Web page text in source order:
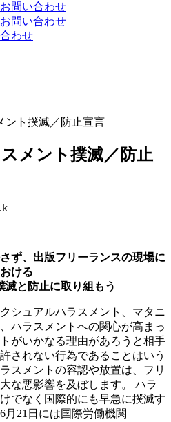
問い合わせ
問い合わせ
わせ
ント撲滅／防止宣言
スメント撲滅／防止
ず、出版フリーランスの現場に
おける
滅と防止に取り組もう
シュアルハラスメント、マタニ
ハラスメントへの関心が高まっ
がいかなる理由があろうと相手
されない行為であることはいう
スメントの容認や放置は、フリ
な悪影響を及ぼします。 ハラ
でなく国際的にも早急に撲滅す
21日には国際労働機関